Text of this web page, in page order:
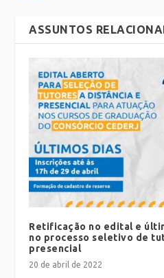
ASSUNTOS
Retificação no edital e
no processo seletivo de
presencial
20 de abril de 2022